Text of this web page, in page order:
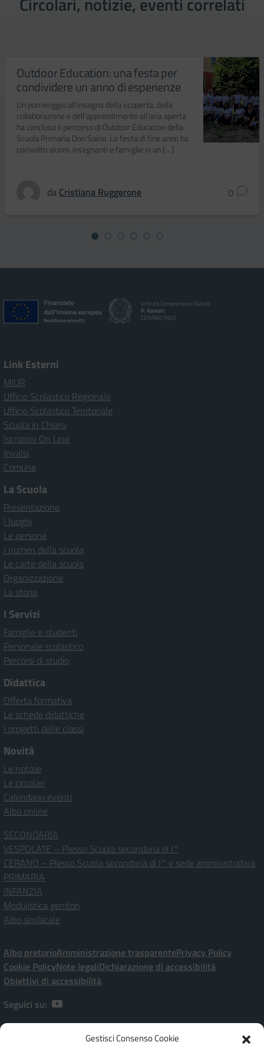
Gestisci Consenso Cookie
Outdoor Education: una festa per
condividere un anno di esperienze
Un pomeriggio all’insegna della scoperta, della
collaborazione e dell’apprendimento all’aria aperta
ha concluso il percorso di Outdoor Education della
Scuola Primaria Don Saino. La festa di fine anno ha
coinvolto alunni, insegnanti e famiglie in un […]
da Cristiana Ruggerone 0
Istituto Comprensivo Statale
P. Ramati
CERANO [NO]
Link Esterni
MIUR
Ufficio Scolastico Regionale
Ufficio Scolastico Territoriale
Scuola in Chiaro
Iscrizioni On Line
Invalsi
Comune
La Scuola
Presentazione
I luoghi
Le persone
I numeri della scuola
Le carte della scuola
Organizzazione
La storia
I Servizi
Famiglie e studenti
Personale scolastico
Percorsi di studio
Didattica
Offerta formativa
Le schede didattiche
I progetti delle classi
Novità
Le notizie
Le circolari
Calendario eventi
Albo online
SECONDARIA
VESPOLATE – Plesso Scuola secondaria di I°
CERANO – Plesso Scuola secondaria di I° e sede amministrativa
PRIMARIA
INFANZIA
Modulistica genitori
Albo sindacale
Albo pretorioAmministrazione trasparentePrivacy Policy
Cookie PolicyNote legaliDichiarazione di accessibilità
Obiettivi di accessibilità
Seguici su:
Istituto Comprensivo Statale “P. Ramati” | Viale Marchetti, 20 – 28065